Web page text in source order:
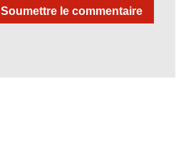
Soumettre le commentaire